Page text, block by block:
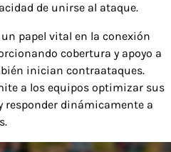
de unirse al ataque.
papel vital en la conexión
cobertura y apoyo a
inician contraataques.
a los equipos optimizar sus
responder dinámicamente a